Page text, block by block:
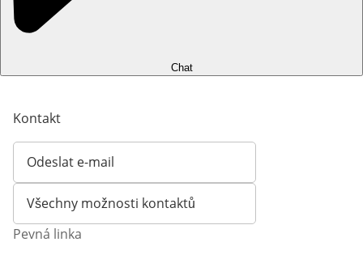
Chat
Kontakt
Odeslat e-mail
Otevírá e-mailového klienta
Všechny možnosti kontaktů
Pevná linka